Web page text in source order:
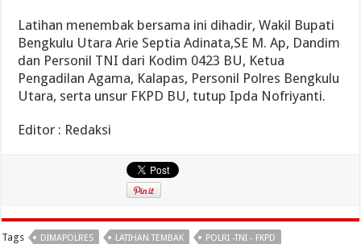
Latihan menembak bersama ini dihadir, Wakil Bupati
Bengkulu Utara Arie Septia Adinata,SE M. Ap, Dandim
dan Personil TNI dari Kodim 0423 BU, Ketua
Pengadilan Agama, Kalapas, Personil Polres Bengkulu
Utara, serta unsur FKPD BU, tutup Ipda Nofriyanti.
Editor : Redaksi
Tags DIMAPOLRES LATIHAN TEMBAK POLRI -TNI - FKPD